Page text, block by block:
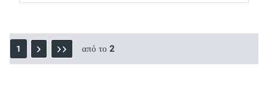
1 από το 2